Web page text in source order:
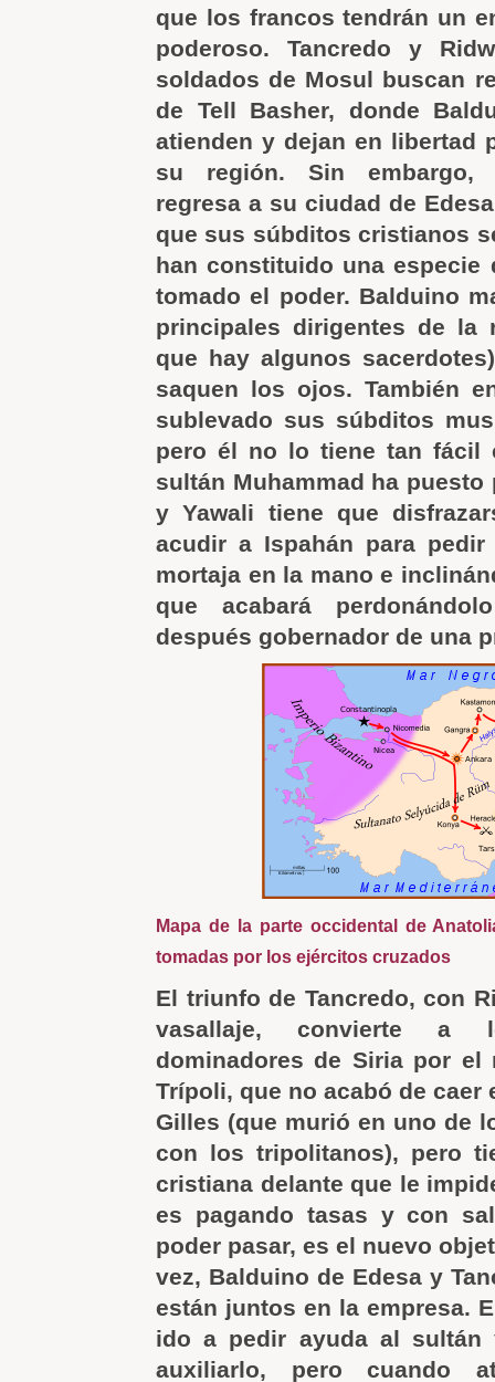
que los francos tendrán un
poderoso. Tancredo y
soldados de Mosul buscan
de Tell Basher, donde
atienden y dejan en libertad
su región. Sin embargo,
regresa a su ciudad de
que sus súbditos cristianos
han constituido una especie
tomado el poder. Balduino
principales dirigentes de la
que hay algunos
saquen los ojos. También
sublevado sus súbditos
pero él no lo tiene tan fácil
sultán Muhammad ha puesto
y Yawali tiene que
acudir a Ispahán para
mortaja en la mano e
que acabará
después gobernador de una
Mapa de la parte occidental de
tomadas por los ejércitos cruzados
El triunfo de Tancredo, con
vasallaje, convierte a
dominadores de Siria por
Trípoli, que no acabó de caer
Gilles (que murió en uno de
con los tripolitanos), pero
cristiana delante que le
es pagando tasas y con
poder pasar, es el nuevo
vez, Balduino de Edesa y
están juntos en la empresa.
ido a pedir ayuda al sultán
auxiliarlo, pero cuando